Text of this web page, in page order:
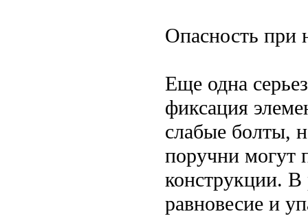
Опасность при
Еще одна
фиксация
слабые болты,
поручни могут
конструкции. В
равновесие и